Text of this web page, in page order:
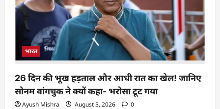
भारत
26 दिन की भूख हड़ताल और आधी रात का खेल! जानिए
सोनम वांगचुक ने क्यों कहा- भरोसा टूट गया
Ayush Mishra August 5, 2026 0